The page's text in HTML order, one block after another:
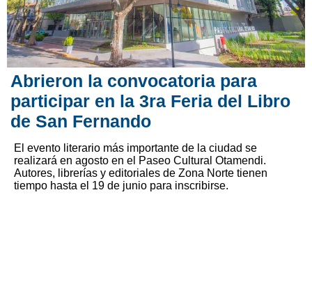
Abrieron la convocatoria para
participar en la 3ra Feria del Libro
de San Fernando
El evento literario más importante de la ciudad se
realizará en agosto en el Paseo Cultural Otamendi.
Autores, librerías y editoriales de Zona Norte tienen
tiempo hasta el 19 de junio para inscribirse.